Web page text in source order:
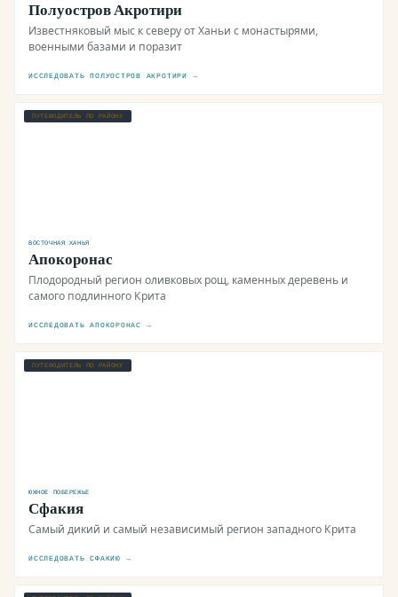
Полуостров Акротири
Известняковый мыс к северу от Ханьи с монастырями,
военными базами и поразит
ИССЛЕДОВАТЬ ПОЛУОСТРОВ АКРОТИРИ →
ПУТЕВОДИТЕЛЬ ПО РАЙОНУ
ВОСТОЧНАЯ ХАНЬЯ
Апокоронас
Плодородный регион оливковых рощ, каменных деревень и
самого подлинного Крита
ИССЛЕДОВАТЬ АПОКОРОНАС →
ПУТЕВОДИТЕЛЬ ПО РАЙОНУ
ЮЖНОЕ ПОБЕРЕЖЬЕ
Сфакия
Самый дикий и самый независимый регион западного Крита
ИССЛЕДОВАТЬ СФАКИЮ →